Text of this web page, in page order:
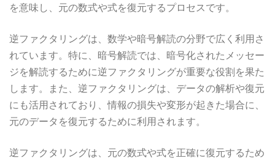
を意味し、元の数式や式を復元するプロセスです。
逆ファクタリングは、数学や暗号解読の分野で広く利用さ
れています。特に、暗号解読では、暗号化されたメッセー
ジを解読するために逆ファクタリングが重要な役割を果た
します。また、逆ファクタリングは、データの解析や復元
にも活用されており、情報の損失や変形が起きた場合に、
元のデータを復元するために利用されます。
逆ファクタリングは、元の数式や式を正確に復元するため